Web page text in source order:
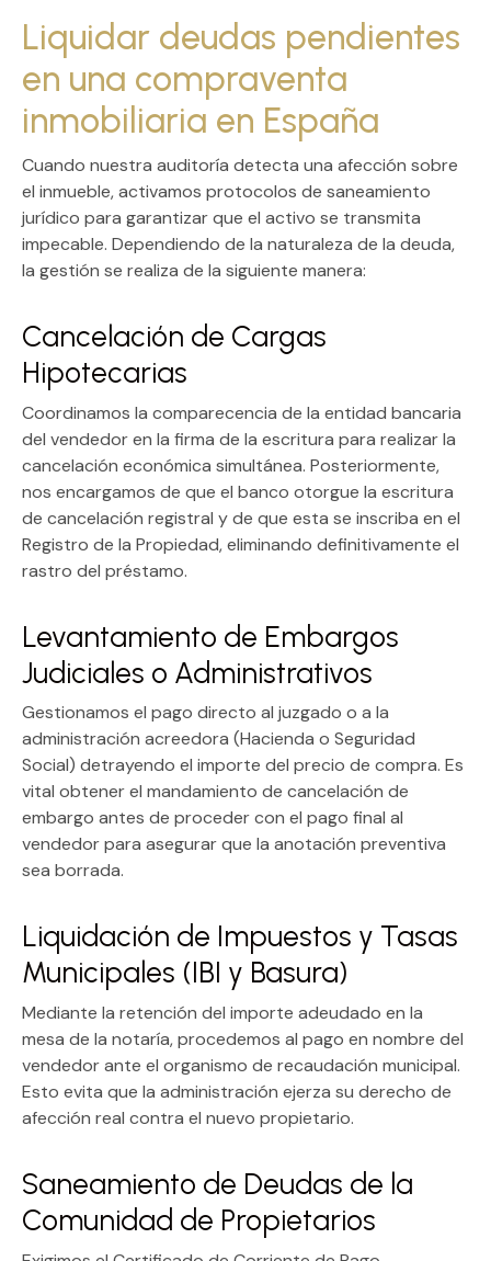
Liquidar deudas pendientes
en una compraventa
inmobiliaria en España
Cuando nuestra auditoría detecta una afección sobre
el inmueble, activamos protocolos de saneamiento
jurídico para garantizar que el activo se transmita
impecable. Dependiendo de la naturaleza de la deuda,
la gestión se realiza de la siguiente manera:
Cancelación de Cargas
Hipotecarias
Coordinamos la comparecencia de la entidad bancaria
del vendedor en la firma de la escritura para realizar la
cancelación económica simultánea. Posteriormente,
nos encargamos de que el banco otorgue la escritura
de cancelación registral y de que esta se inscriba en el
Registro de la Propiedad, eliminando definitivamente el
rastro del préstamo.
Levantamiento de Embargos
Judiciales o Administrativos
Gestionamos el pago directo al juzgado o a la
administración acreedora (Hacienda o Seguridad
Social) detrayendo el importe del precio de compra. Es
vital obtener el mandamiento de cancelación de
embargo antes de proceder con el pago final al
vendedor para asegurar que la anotación preventiva
sea borrada.
Liquidación de Impuestos y Tasas
Municipales (IBI y Basura)
Mediante la retención del importe adeudado en la
mesa de la notaría, procedemos al pago en nombre del
vendedor ante el organismo de recaudación municipal.
Esto evita que la administración ejerza su derecho de
afección real contra el nuevo propietario.
Saneamiento de Deudas de la
Comunidad de Propietarios